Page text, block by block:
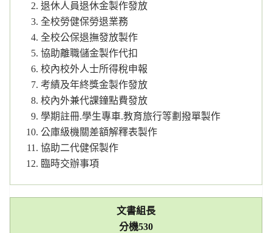
退休人員退休金製作發放
全校勞健保勞退業務
全校公保退撫發放製作
協助離職儲金製作代扣
校內校外人士所得稅申報
考績及年終獎金製作發放
校內外兼代課鐘點費發放
學期註冊.學生專車.教育旅行等劃撥單製作
公庫級機關差額解釋表製作
協助二代健保製作
臨時交辦事項
文書組長
分機530